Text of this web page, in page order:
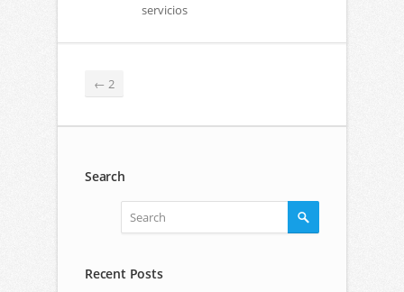
servicios
← 2
Search
Recent Posts